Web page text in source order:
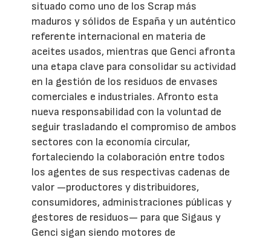
situado como uno de los Scrap más
maduros y sólidos de España y un auténtico
referente internacional en materia de
aceites usados, mientras que Genci afronta
una etapa clave para consolidar su actividad
en la gestión de los residuos de envases
comerciales e industriales. Afronto esta
nueva responsabilidad con la voluntad de
seguir trasladando el compromiso de ambos
sectores con la economía circular,
fortaleciendo la colaboración entre todos
los agentes de sus respectivas cadenas de
valor —productores y distribuidores,
consumidores, administraciones públicas y
gestores de residuos— para que Sigaus y
Genci sigan siendo motores de